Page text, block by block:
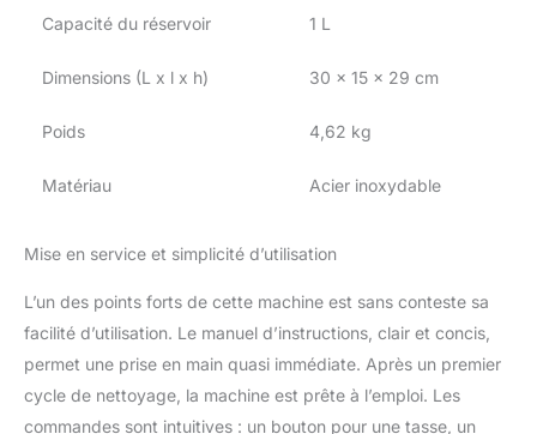
peuvent toujours
une tasse de café. Avec
vous pouvez éviter les
et préparer un expresso
utiles : Veuillez noter que
immédiatement après
avoir fait mousser du lait.
La machine doit d'abord
refroidir, sinon la
température et la
Capacité du réservoir 1 L
Dimensions (L x l x h) 30 x 15 x 29 cm
Poids 4,62 kg
Matériau Acier inoxydable
Mise en service et simplicité d’utilisation
L’un des points forts de cette machine est sans conteste sa
facilité d’utilisation. Le manuel d’instructions, clair et concis,
permet une prise en main quasi immédiate. Après un premier
cycle de nettoyage, la machine est prête à l’emploi. Les
commandes sont intuitives : un bouton pour une tasse, un